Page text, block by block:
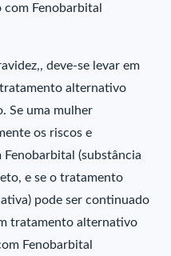
Fenobarbital
deve-se levar em
alternativo
Se uma mulher
os riscos e
(substância
e se o tratamento
pode ser continuado
tratamento alternativo
Fenobarbital